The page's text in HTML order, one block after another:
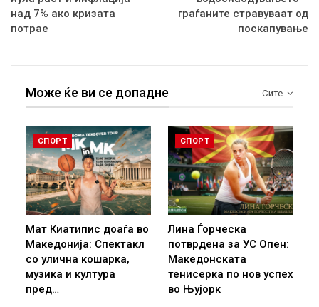
над 7% ако кризата
потрае
граѓаните стравуваат од
поскапување
Сите
Може ќе ви се допадне
СПОРТ
Мат Киатипис доаѓа во
Македонија: Спектакл
со улична кошарка,
музика и култура
пред…
СПОРТ
Лина Ѓорческа
потврдена за УС Опен:
Македонската
тенисерка по нов успех
во Њујорк